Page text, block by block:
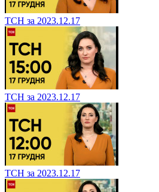
ТСН за 2023.12.17
ТСН за 2023.12.17
ТСН за 2023.12.17